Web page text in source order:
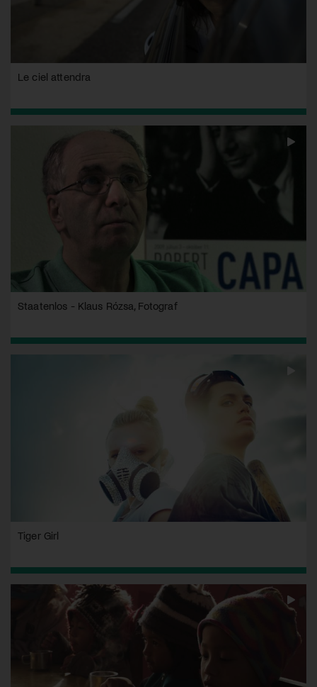
Le ciel attendra
Staatenlos - Klaus Rózsa, Fotograf
Tiger Girl